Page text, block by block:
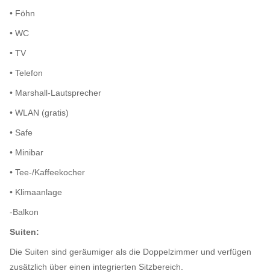
• Föhn
• WC
• TV
• Telefon
• Marshall-Lautsprecher
• WLAN (gratis)
• Safe
• Minibar
• Tee-/Kaffeekocher
• Klimaanlage
-Balkon
Suiten:
Die Suiten sind geräumiger als die Doppelzimmer und verfügen
zusätzlich über einen integrierten Sitzbereich.